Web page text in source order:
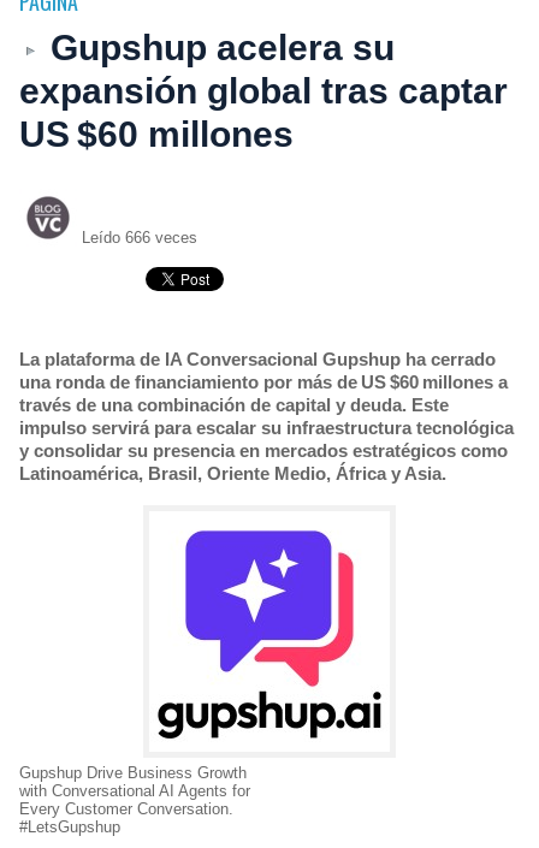
Gupshup acelera su
expansión global tras captar
US $60 millones
Leído 666 veces
La plataforma de IA Conversacional Gupshup ha cerrado
una ronda de financiamiento por más de US $60 millones a
través de una combinación de capital y deuda. Este
impulso servirá para escalar su infraestructura tecnológica
y consolidar su presencia en mercados estratégicos como
Latinoamérica, Brasil, Oriente Medio, África y Asia.
Gupshup Drive Business Growth
with Conversational AI Agents for
Every Customer Conversation.
#LetsGupshup